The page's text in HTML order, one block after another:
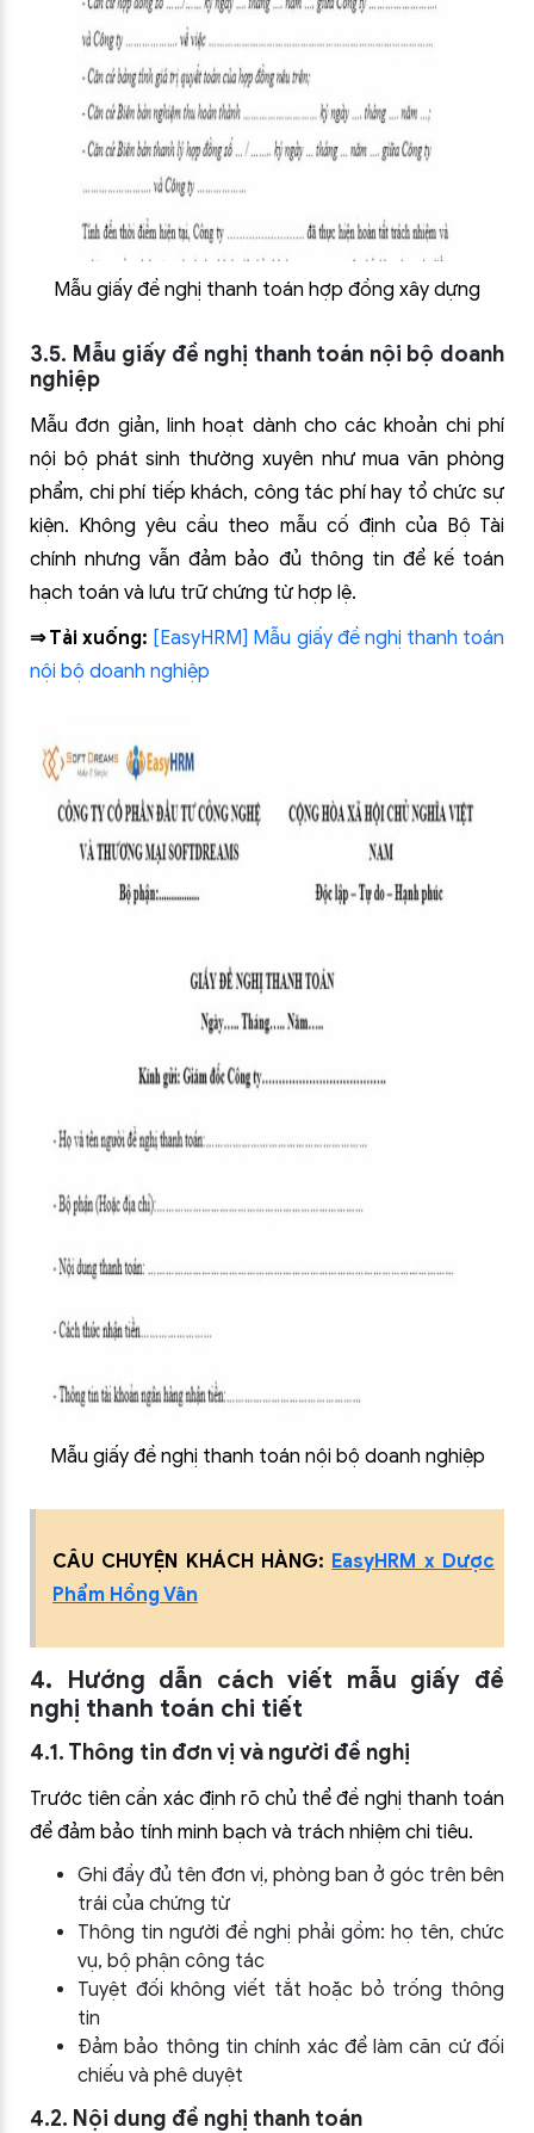
Mẫu giấy đề nghị thanh toán hợp đồng xây dựng
3.5. Mẫu giấy đề nghị thanh toán nội bộ doanh
nghiệp
Mẫu đơn giản, linh hoạt dành cho các khoản chi phí
nội bộ phát sinh thường xuyên như mua văn phòng
phẩm, chi phí tiếp khách, công tác phí hay tổ chức sự
kiện. Không yêu cầu theo mẫu cố định của Bộ Tài
chính nhưng vẫn đảm bảo đủ thông tin để kế toán
hạch toán và lưu trữ chứng từ hợp lệ.
⇒ Tải xuống: [EasyHRM] Mẫu giấy đề nghị thanh toán
nội bộ doanh nghiệp
Mẫu giấy đề nghị thanh toán nội bộ doanh nghiệp
CÂU CHUYỆN KHÁCH HÀNG: EasyHRM x Dược
Phẩm Hồng Vân
4. Hướng dẫn cách viết mẫu giấy đề
nghị thanh toán chi tiết
4.1. Thông tin đơn vị và người đề nghị
Trước tiên cần xác định rõ chủ thể đề nghị thanh toán
để đảm bảo tính minh bạch và trách nhiệm chi tiêu.
Ghi đầy đủ tên đơn vị, phòng ban ở góc trên bên
trái của chứng từ
Thông tin người đề nghị phải gồm: họ tên, chức
vụ, bộ phận công tác
Tuyệt đối không viết tắt hoặc bỏ trống thông
tin
Đảm bảo thông tin chính xác để làm căn cứ đối
chiếu và phê duyệt
4.2. Nội dung đề nghị thanh toán